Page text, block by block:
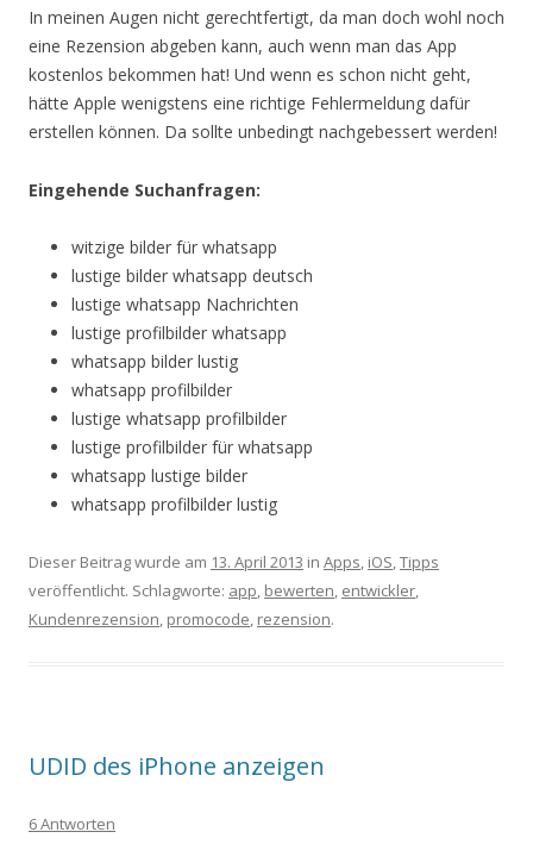
In meinen Augen nicht gerechtfertigt, da man doch wohl noch
eine Rezension abgeben kann, auch wenn man das App
kostenlos bekommen hat! Und wenn es schon nicht geht,
hätte Apple wenigstens eine richtige Fehlermeldung dafür
erstellen können. Da sollte unbedingt nachgebessert werden!
Eingehende Suchanfragen:
witzige bilder für whatsapp
lustige bilder whatsapp deutsch
lustige whatsapp Nachrichten
lustige profilbilder whatsapp
whatsapp bilder lustig
whatsapp profilbilder
lustige whatsapp profilbilder
lustige profilbilder für whatsapp
whatsapp lustige bilder
whatsapp profilbilder lustig
Dieser Beitrag wurde am 13. April 2013 in Apps, iOS,Tipps
veröffentlicht. Schlagworte: app, bewerten, entwickler,
Kundenrezension, promocode, rezension.
UDID des iPhone anzeigen
6 Antworten